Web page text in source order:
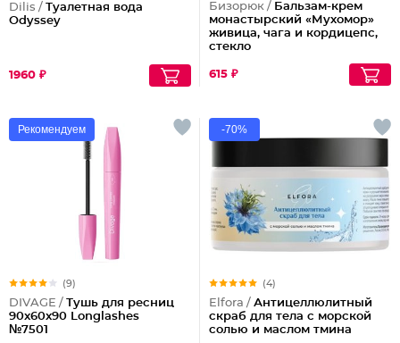
Dilis / Туалетная вода
Odyssey
1960 ₽
Бизорюк / Бальзам-крем
монастырский «Мухомор»
живица, чага и кордицепс,
стекло
615 ₽
Рекомендуем
(9)
DIVAGE / Тушь для ресниц
90x60x90 Longlashes
№7501
-70%
(4)
Elfora / Антицеллюлитный
скраб для тела с морской
солью и маслом тмина